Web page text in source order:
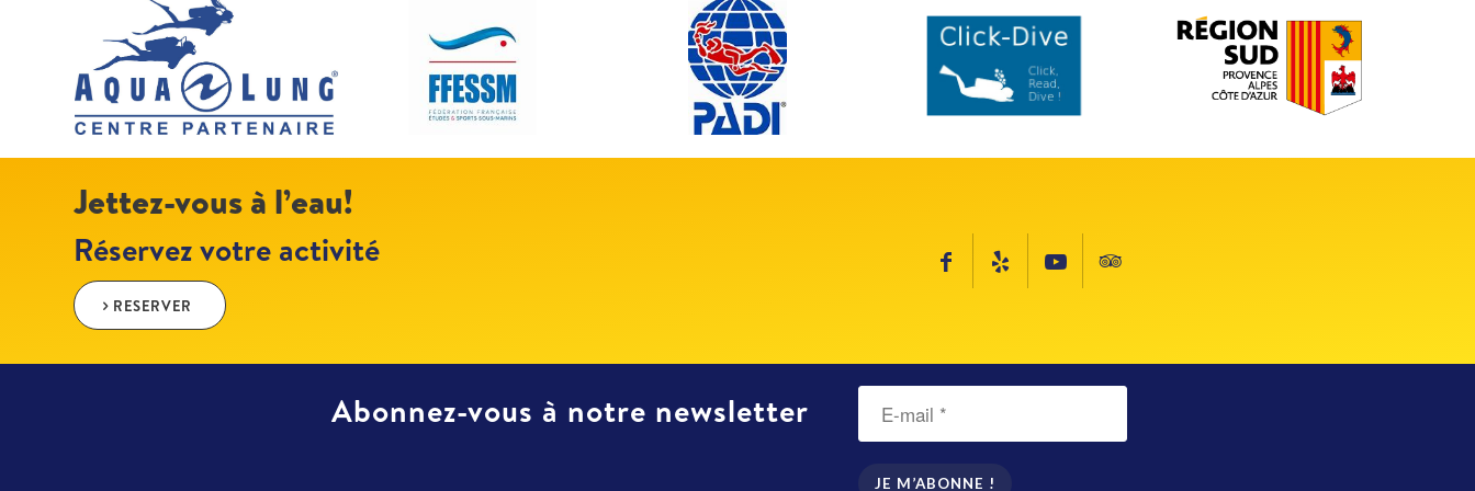
Jettez-vous à l’eau!
Réservez votre activité
RESERVER
Abonnez-vous à notre newsletter